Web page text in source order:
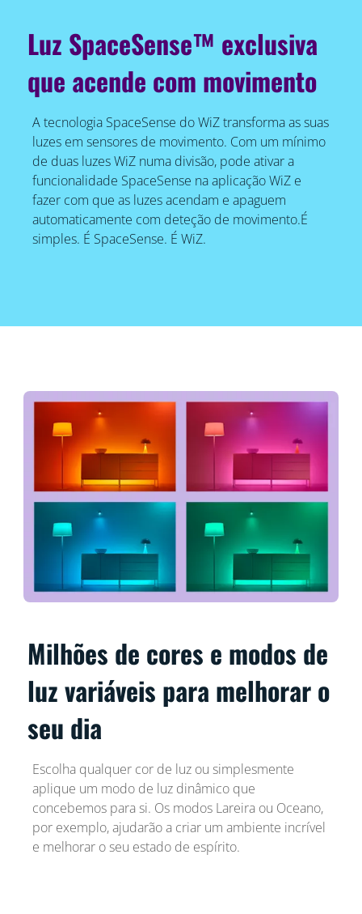
Luz SpaceSense™ exclusiva
que acende com movimento
A tecnologia SpaceSense do WiZ transforma as suas
luzes em sensores de movimento. Com um mínimo
de duas luzes WiZ numa divisão, pode ativar a
funcionalidade SpaceSense na aplicação WiZ e
fazer com que as luzes acendam e apaguem
automaticamente com deteção de movimento.É
simples. É SpaceSense. É WiZ.
Milhões de cores e modos de
luz variáveis para melhorar o
seu dia
Escolha qualquer cor de luz ou simplesmente
aplique um modo de luz dinâmico que
concebemos para si. Os modos Lareira ou Oceano,
por exemplo, ajudarão a criar um ambiente incrível
e melhorar o seu estado de espírito.